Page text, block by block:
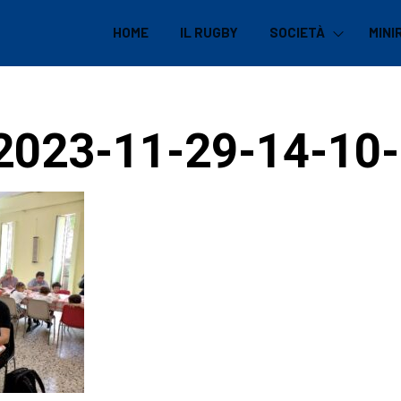
HOME IL RUGBY SOCIETÀ
11-29-14-